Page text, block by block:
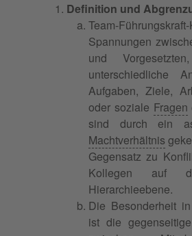
Definition und
Team-
Spannungen
und
unterschiedliche
Aufgaben, Ziele,
oder soziale Fragen
sind durch ein
Machtverhältnis
Gegensatz zu
Kollegen auf
Hierarchieebene.
Die Besonderheit
ist die